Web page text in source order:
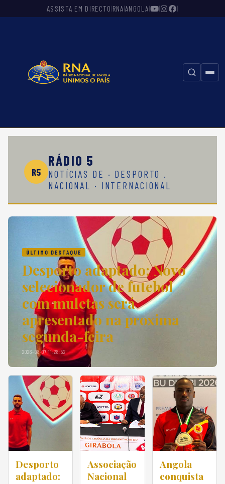
ASSISTA EM DIRECTO|RNA|ANGOLA| | | |
⚲
R5
RÁDIO 5
NOTÍCIAS DE · DESPORTO .
NACIONAL · INTERNACIONAL
ÚLTIMO DESTAQUE
Desporto adaptado: Novo
selecionador de futebol
com muletas será
apresentado na proxima
segunda-feira
2026-08-07 11:28:52
Desporto
adaptado:
Associação
Nacional
Angola
conquista